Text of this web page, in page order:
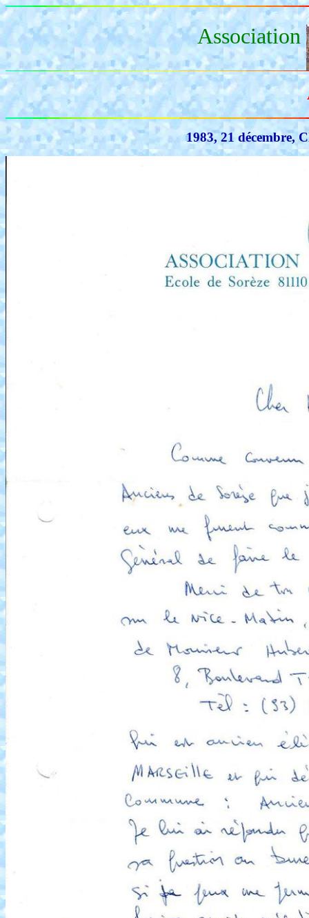
Association
1983, 21 décembre,